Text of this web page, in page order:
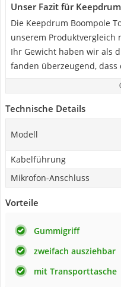
Unser Fazit für
Die Keepdrum Boompole
unserem Produktvergleich
Ihr Gewicht haben wir als
fanden überzeugend,
Technische Details
Modell
Kabelführung
Mikrofon-Anschluss
Vorteile
Gummigriff
zweifach ausziehbar
mit Transporttasche